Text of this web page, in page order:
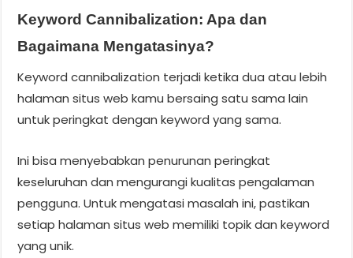
Keyword Cannibalization: Apa dan
Bagaimana Mengatasinya?
Keyword cannibalization terjadi ketika dua atau lebih
halaman situs web kamu bersaing satu sama lain
untuk peringkat dengan keyword yang sama.
Ini bisa menyebabkan penurunan peringkat
keseluruhan dan mengurangi kualitas pengalaman
pengguna. Untuk mengatasi masalah ini, pastikan
setiap halaman situs web memiliki topik dan keyword
yang unik.